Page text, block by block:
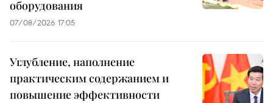
оборудования
07/08/2026 17:05
Углубление, наполнение
практическим содержанием и
повышение эффективности